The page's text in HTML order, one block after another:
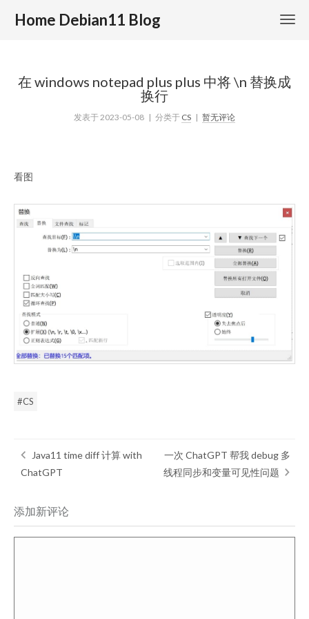
Home Debian11 Blog
在 windows notepad plus plus 中将 \n 替换成
换行
发表于2023-05-08 | 分类于 CS | 暂无评论
看图
CS
Java11 time diff 计算 with
ChatGPT
一次 ChatGPT 帮我 debug 多
线程同步和变量可见性问题
添加新评论